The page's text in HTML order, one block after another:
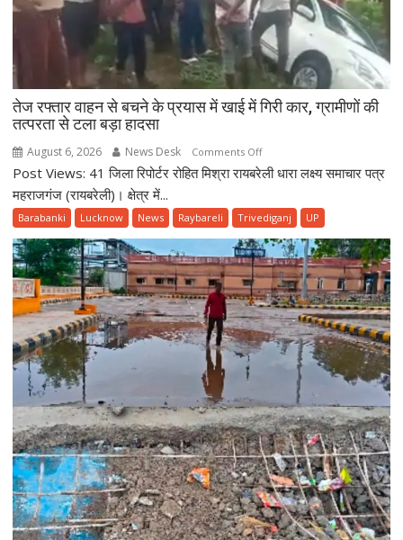
2026
दिन
शुक्रवार
तेज रफ्तार वाहन से बचने के प्रयास में खाई में गिरी कार, ग्रामीणों की
तत्परता से टला बड़ा हादसा
August 6, 2026 News Desk Comments Offon
तेज
वाहन
से
बचने
के
प्रयास
में
खाई
में
ग्रामीणों
की
तत्परता
से
टला
बड़ा
हादसा
Post Views: 41 जिला रिपोर्टर रोहित मिश्रा रायबरेली धारा लक्ष्य समाचार पत्र
महराजगंज (रायबरेली)। क्षेत्र में...
Barabanki Lucknow News Raybareli Trivediganj UP